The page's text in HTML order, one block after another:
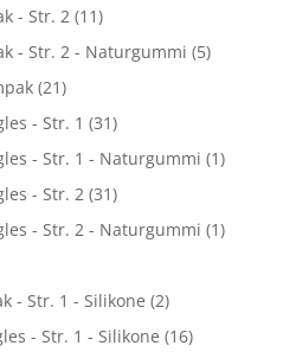
- Str. 2 (11)
- Str. 2 - Naturgummi (5)
(21)
- Str. 1 (31)
- Str. 1 - Naturgummi (1)
- Str. 2 (31)
- Str. 2 - Naturgummi (1)
- Str. 1 - Silikone (2)
- Str. 1 - Silikone (16)